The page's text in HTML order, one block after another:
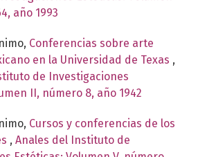
año 1993
Conferencias sobre arte
en la Universidad de Texas ,
de Investigaciones
II, número 8, año 1942
Cursos y conferencias de los
, Anales del Instituto de